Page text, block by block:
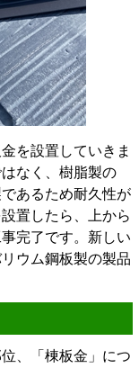
を設置していきま
なく、樹脂製の
あるため耐久性が
置したら、上から
完了です。新しい
ウム鋼板製の製品
、「棟板金」につ